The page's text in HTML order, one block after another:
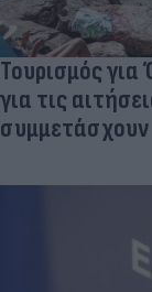
Τουρισμός
για τις
συμμετάσχουν